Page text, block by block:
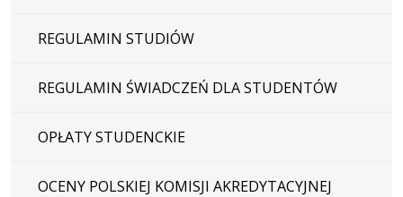
REGULAMIN STUDIÓW
REGULAMIN ŚWIADCZEŃ DLA STUDENTÓW
OPŁATY STUDENCKIE
OCENY POLSKIEJ KOMISJI AKREDYTACYJNEJ